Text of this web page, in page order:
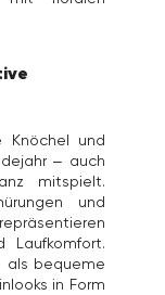
Knöchel und
– auch
mitspielt.
und
als bequeme
in Form